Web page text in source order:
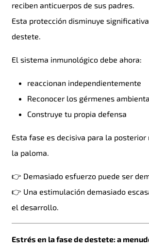
reciben anticuerpos de sus padres.
Esta protección disminuye
destete.
El sistema inmunológico debe ahora:
reaccionan independientemente
Reconocer los gérmenes
Construye tu propia defensa
Esta fase es decisiva para la posterior
la paloma.
👉 Demasiado esfuerzo puede ser
👉 Una estimulación demasiado
el desarrollo.
Estrés en la fase de destete: a